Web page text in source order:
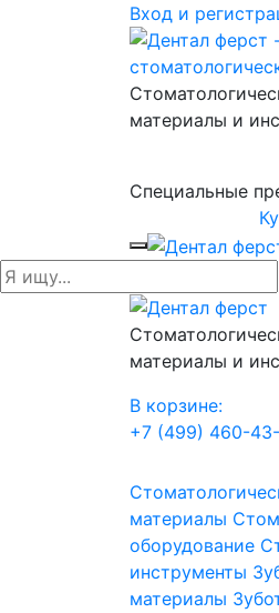
Вход и
материалы и
Специальные
материалы и
В корзине:
+7 (499) 460-
материалы
оборудование
инструменты
материалы